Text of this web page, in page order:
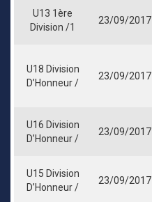
U13 1ère
Division /1
23/09/2017
U18 Division
D’Honneur /
23/09/2017
U16 Division
D’Honneur /
23/09/2017
U15 Division
D’Honneur /
23/09/2017